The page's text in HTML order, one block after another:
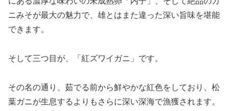
ニみそが最大の魅力で、雄とはまた違った深い旨味を堪能
できます。
そして三つ目が、「紅ズワイガニ」です。
その名の通り、茹でる前から鮮やかな紅色をしており、松
葉ガニが生息するよりもさらに深い深海で漁獲されます。